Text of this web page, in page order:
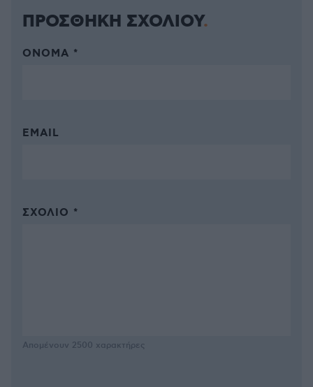
ΠΡΟΣΘΗΚΗ ΣΧΟΛΙΟΥ
ΌΝΟΜΑ *
EMAIL
ΣΧΌΛΙΟ *
Απομένουν 2500 χαρακτήρες